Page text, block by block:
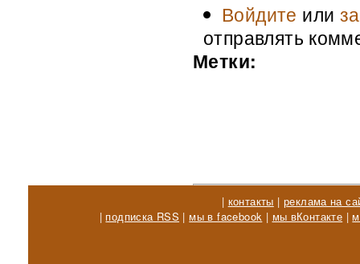
Войдите или
отправлять
Метки:
| контакты | реклама на
| подписка RSS | мы в facebook | мы вКонтакте |